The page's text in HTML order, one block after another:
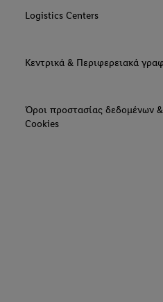
Logistics Centers
Κεντρικά & Περιφερειακά
Όροι προστασίας δεδομένων &
Cookies